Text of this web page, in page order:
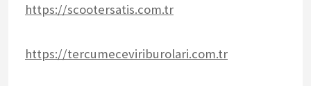
https://scootersatis.com.tr
https://tercumeceviriburolari.com.tr